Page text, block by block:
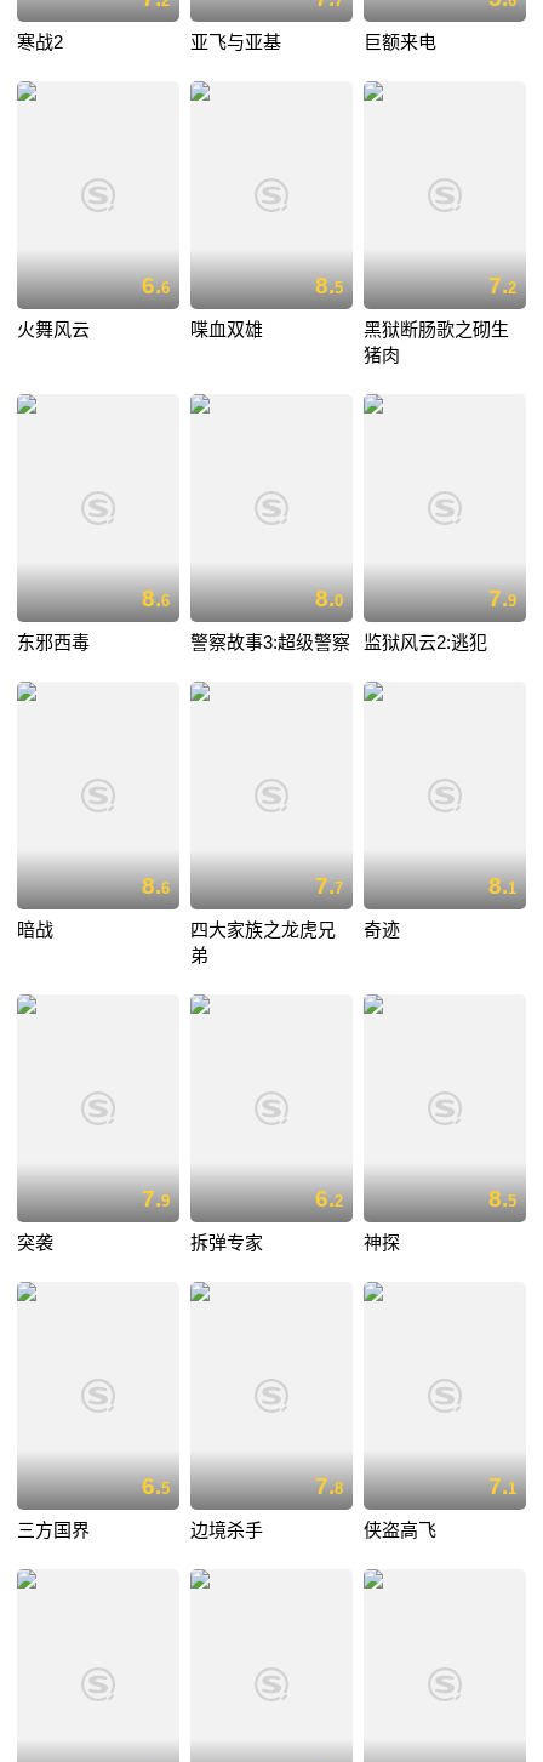
寒战2 亚飞与亚基 巨额来电
6.6
火舞风云
8.5
喋血双雄
7.2
黑狱断肠歌之砌生
猪肉
8.6
东邪西毒
8.0
警察故事3:超级警察
7.9
监狱风云2:逃犯
8.6
暗战
7.7
四大家族之龙虎兄
弟
8.1
奇迹
7.9
突袭
6.2
拆弹专家
8.5
神探
6.5
三方国界
7.8
边境杀手
7.1
侠盗高飞